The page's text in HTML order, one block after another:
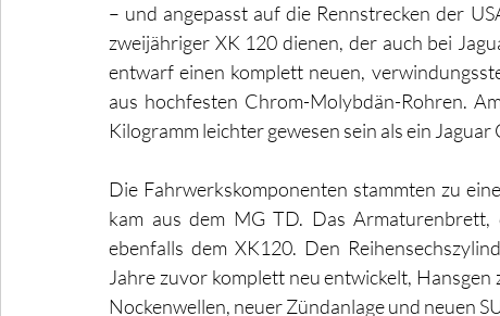
– und angepasst auf die Rennstrecken der
zweijähriger XK 120 dienen, der auch bei
entwarf einen komplett neuen,
aus hochfesten Chrom-Molybdän-Rohren.
Kilogramm leichter gewesen sein als ein Jaguar
Die Fahrwerkskomponenten stammten zu
kam aus dem MG TD. Das
ebenfalls dem XK120. Den
Jahre zuvor komplett neu entwickelt,
Nockenwellen, neuer Zündanlage und neuen